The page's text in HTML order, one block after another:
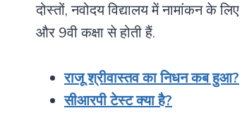
दोस्तों, नवोदयविद्यालय में नामांकन के
और 9वी कक्षा से होती हैं.
राजू श्रीवास्तव का निधन कब हुआ?
सीआरपी टेस्ट क्या है?